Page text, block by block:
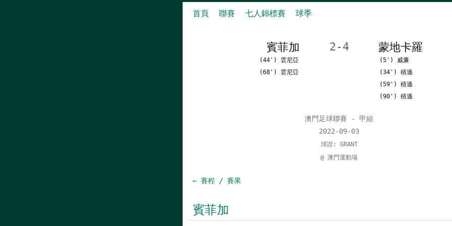
首頁 聯賽 七人錦標賽 球季
賓菲加 2-4 蒙地卡羅
(44') 雲尼亞
(68') 雲尼亞
(5') 威廉
(34') 積遜
(59') 積遜
(90') 積遜
澳門足球聯賽 - 甲組
2022-09-03
球證: GRANT
@ 澳門運動場
← 賽程 / 賽果
賓菲加